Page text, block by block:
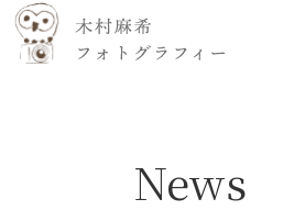
News